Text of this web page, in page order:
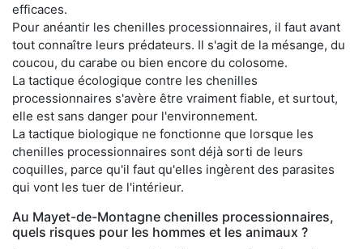
efficaces.
Pour anéantir les chenilles processionnaires, il faut avant
tout connaître leurs prédateurs. Il s'agit de la mésange, du
coucou, du carabe ou bien encore du colosome.
La tactique écologique contre les chenilles
processionnaires s'avère être vraiment fiable, et surtout,
elle est sans danger pour l'environnement.
La tactique biologique ne fonctionne que lorsque les
chenilles processionnaires sont déjà sorti de leurs
coquilles, parce qu'il faut qu'elles ingèrent des parasites
qui vont les tuer de l'intérieur.
Au Mayet-de-Montagne chenilles processionnaires,
quels risques pour les hommes et les animaux ?